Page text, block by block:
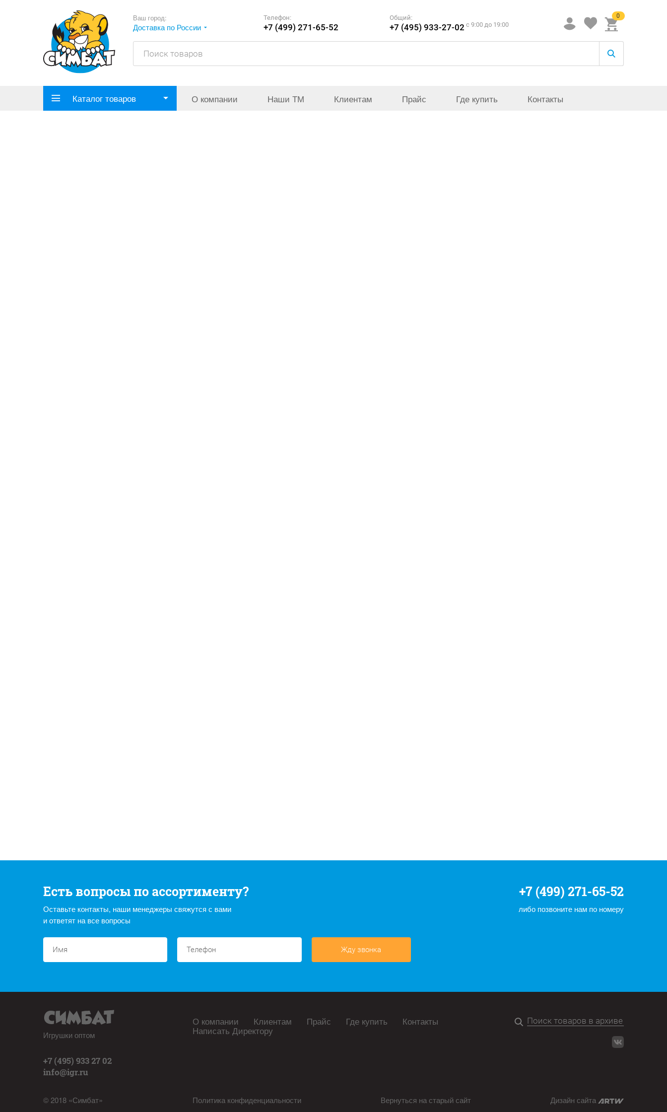
Ваш город:
Доставка по России
Телефон:
+7 (499) 271-65-52
Общий:
+7 (495) 933-27-02 c 9:00 до 19:00
0
Каталог товаров О компании Наши ТМ Клиентам Прайс Где купить Контакты
Есть вопросы по ассортименту?
Оставьте контакты, наши менеджеры свяжутся с вами
и ответят на все вопросы
+7 (499) 271-65-52
либо позвоните нам по номеру
Жду звонка
Игрушки оптом
+7 (495) 933 27 02
info@igr.ru
© 2018 «Симбат»
О компании Клиентам Прайс Где купить Контакты
Написать Директору
Политика конфиденциальности Вернуться на старый сайт Дизайн сайта